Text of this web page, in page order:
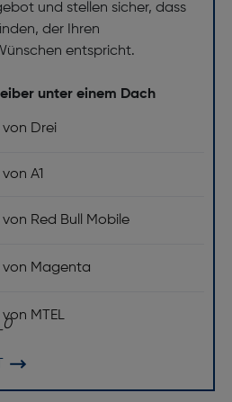
und stellen sicher, dass
der Ihren
entspricht.
unter einem Dach
von Drei
von A1
von Red Bull Mobile
von Magenta
von MTEL